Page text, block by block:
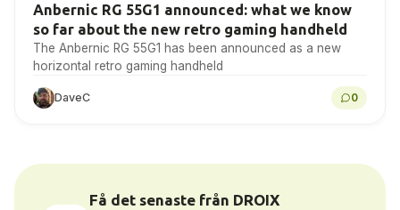
Anbernic RG 55G1 announced: what we know
so far about the new retro gaming handheld
The Anbernic RG 55G1 has been announced as a new
horizontal retro gaming handheld
DaveC 0
Få det senaste från DROIX